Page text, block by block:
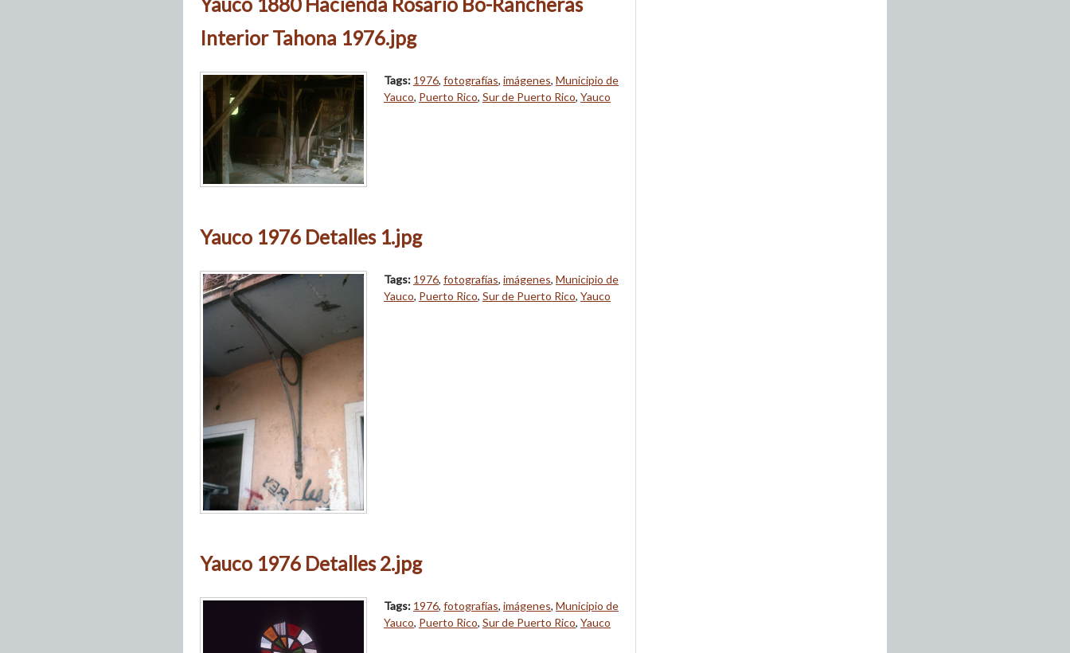
Interior Tahona 1976.jpg
Tags: 1976, fotografías, imágenes, Municipio de
Yauco, Puerto Rico, Sur de Puerto Rico, Yauco
Yauco 1976 Detalles 1.jpg
Tags: 1976, fotografías, imágenes, Municipio de
Yauco, Puerto Rico, Sur de Puerto Rico, Yauco
Yauco 1976 Detalles 2.jpg
Tags: 1976, fotografías, imágenes, Municipio de
Yauco, Puerto Rico, Sur de Puerto Rico, Yauco